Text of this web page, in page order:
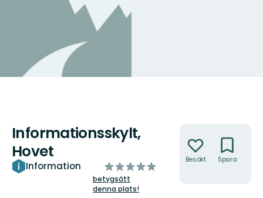
Informationsskylt,
Hovet
Information
av
5
stjärnor
betygsätt
denna plats!
Besökt Spara